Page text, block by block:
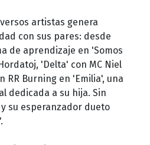
artistas genera
con sus pares: desde
de aprendizaje en 'Somos
'Delta' con MC Niel
RR Burning en 'Emilia', una
dedicada a su hija. Sin
su esperanzador dueto